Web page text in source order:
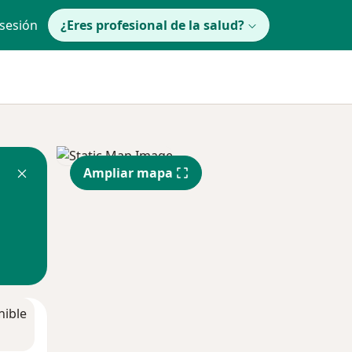
¿Eres profesional de la salud?
Ampliar mapa